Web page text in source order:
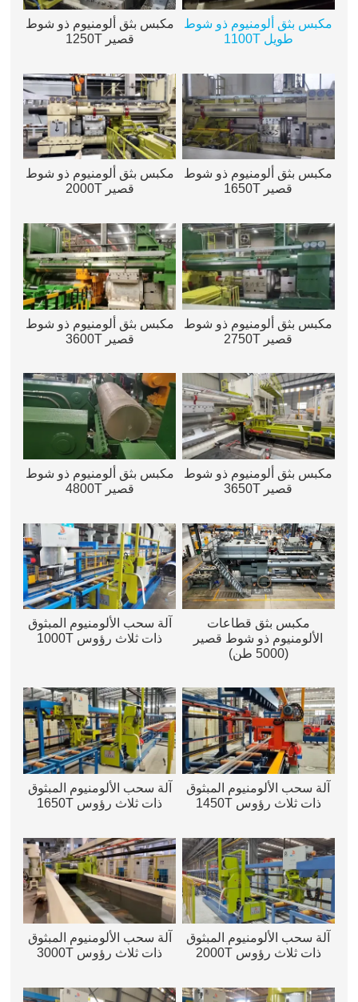
مكبس بثق ألومنيوم ذو شوط
طويل 1100T
مكبس بثق ألومنيوم ذو شوط
قصير 1250T
مكبس بثق ألومنيوم ذو شوط
قصير 1650T
مكبس بثق ألومنيوم ذو شوط
قصير 2000T
مكبس بثق ألومنيوم ذو شوط
قصير 2750T
مكبس بثق ألومنيوم ذو شوط
قصير 3600T
مكبس بثق ألومنيوم ذو شوط
قصير 3650T
مكبس بثق ألومنيوم ذو شوط
قصير 4800T
مكبس بثق قطاعات
الألومنيوم ذو شوط قصير
(5000 طن)
آلة سحب الألومنيوم المبثوق
ذات ثلاث رؤوس 1000T
آلة سحب الألومنيوم المبثوق
ذات ثلاث رؤوس 1450T
آلة سحب الألومنيوم المبثوق
ذات ثلاث رؤوس 1650T
آلة سحب الألومنيوم المبثوق
ذات ثلاث رؤوس 2000T
آلة سحب الألومنيوم المبثوق
ذات ثلاث رؤوس 3000T